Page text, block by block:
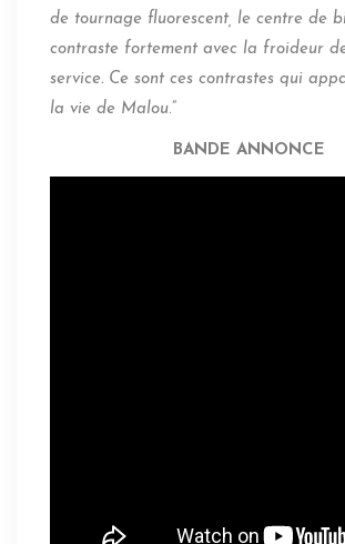
de tournage fluorescent, le centre de
contraste fortement avec la froideur
service. Ce sont ces contrastes qui
la vie de Malou.”
BANDE ANNONCE